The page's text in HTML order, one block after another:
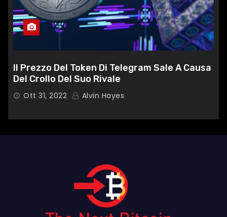
Il Prezzo Del Token Di Telegram Sale A Causa
Del Crollo Del Suo Rivale
Ott 31, 2022 Alvin Hayes